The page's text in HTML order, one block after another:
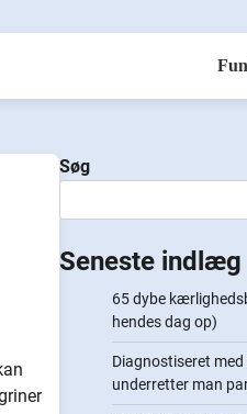
Søg
Seneste indlæg
65 dybe
hendes dag op)
Diagnostiseret
underretter man